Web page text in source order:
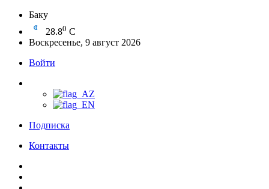
Баку
28.80 C
Воскресенье, 9 август 2026
Войти
Подписка
Контакты